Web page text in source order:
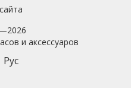
и аксессуаров
Рус